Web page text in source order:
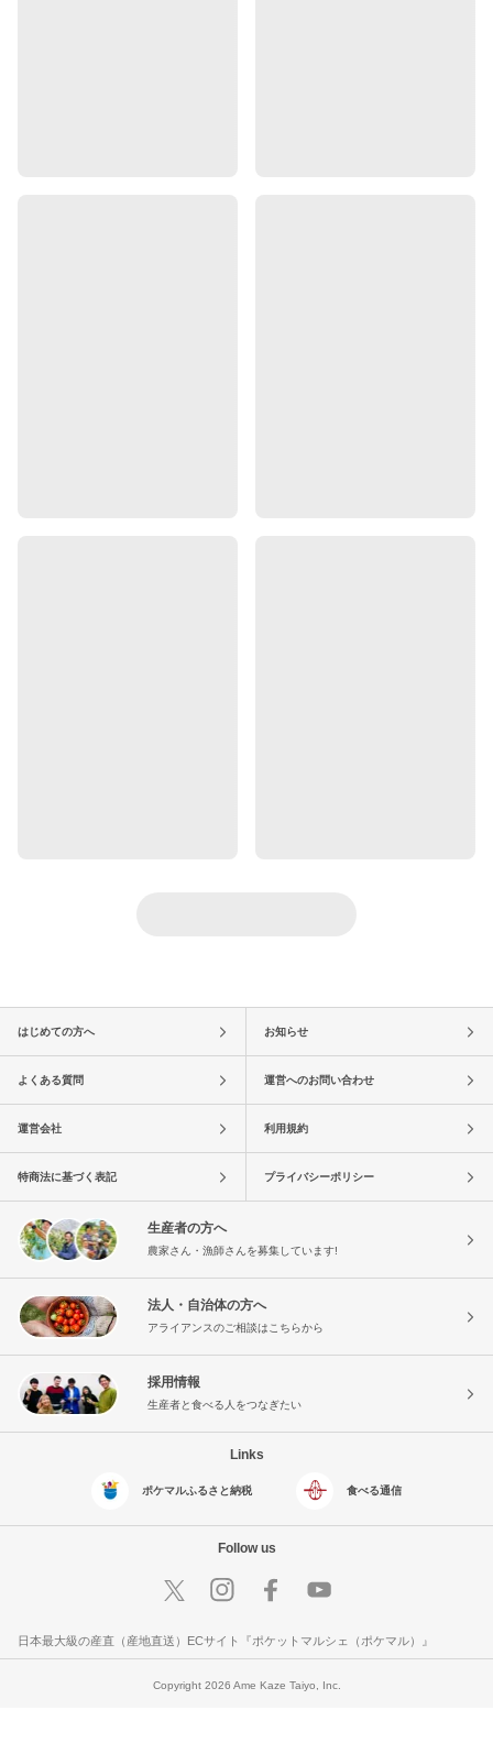
はじめての方へ お知らせ
よくある質問 運営へのお問い合わせ
運営会社 利用規約
特商法に基づく表記 プライバシーポリシー
生産者の方へ
農家さん・漁師さんを募集しています!
法人・自治体の方へ
アライアンスのご相談はこちらから
採用情報
生産者と食べる人をつなぎたい
Links
ポケマルふるさと納税 食べる通信
Follow us
日本最大級の産直（産地直送）ECサイト『ポケットマルシェ（ポケマル）』
Copyright 2026 Ame Kaze Taiyo, Inc.